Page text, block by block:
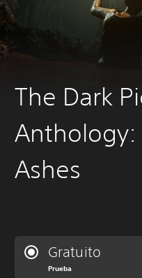
The Dark
Anthology:
Ashes
Gratuito
Prueba